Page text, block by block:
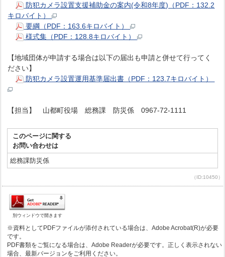
防犯カメラ設置支援補助金の案内(令和8年度)（PDF：132.2
キロバイト）
要綱（PDF：163.6キロバイト）
様式集（PDF：128.8キロバイト）
【地域団体が申請する場合は以下の届出も申請と併せて行ってく
ださい】
防犯カメラ設置運用基準届出書（PDF：123.7キロバイト）
【担当】 山都町役場 総務課 防災係 0967-72-1111
このページに関する
お問い合わせは
総務課防災係
（ID:10450）
別ウィンドウで開きます
※資料としてPDFファイルが添付されている場合は、Adobe Acrobat(R)が必要
です。
PDF書類をご覧になる場合は、Adobe Readerが必要です。正しく表示されない
場合、最新バージョンをご利用ください。